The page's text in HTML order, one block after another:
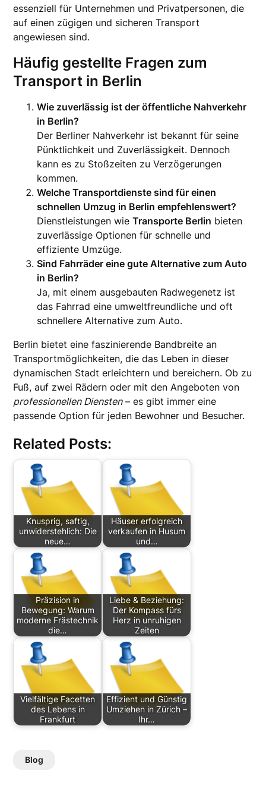
essenziell für Unternehmen und Privatpersonen, die
auf einen zügigen und sicheren Transport
angewiesen sind.
Häufig gestellte Fragen zum
Transport in Berlin
Wie zuverlässig ist der öffentliche Nahverkehr
in Berlin?
Der Berliner Nahverkehr ist bekannt für seine
Pünktlichkeit und Zuverlässigkeit. Dennoch
kann es zu Stoßzeiten zu Verzögerungen
kommen.
Welche Transportdienste sind für einen
schnellen Umzug in Berlin empfehlenswert?
Dienstleistungen wieTransporte Berlin bieten
zuverlässige Optionen für schnelle und
effiziente Umzüge.
Sind Fahrräder eine gute Alternative zum Auto
in Berlin?
Ja, mit einem ausgebauten Radwegenetz ist
das Fahrrad eine umweltfreundliche und oft
schnellere Alternative zum Auto.
Berlin bietet eine faszinierende Bandbreite an
Transportmöglichkeiten, die das Leben in dieser
dynamischen Stadt erleichtern und bereichern. Ob zu
Fuß, auf zwei Rädern oder mit den Angeboten von
professionellen Diensten– es gibt immer eine
passende Option für jeden Bewohner und Besucher.
Related Posts:
Knusprig, saftig,
unwiderstehlich: Die
neue…
Häuser erfolgreich
verkaufen in Husum
und…
Präzision in
Bewegung: Warum
moderne Frästechnik
die…
Liebe & Beziehung:
Der Kompass fürs
Herz in unruhigen
Zeiten
Vielfältige Facetten
des Lebens in
Frankfurt
Effizient und Günstig
Umziehen in Zürich –
Ihr…
Blog